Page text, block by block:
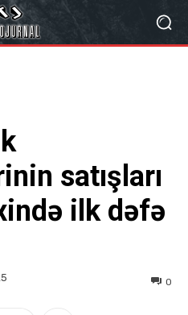
satışları
ilk dəfə
0